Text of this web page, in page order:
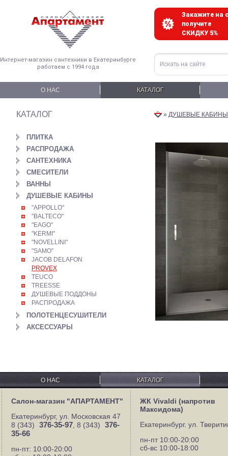
Интернет-магазин сантехники в Екатеринбурге
работаем с 1994 года
Закажите на
получите
СКИДКУ 5%
О НАС КАТАЛОГ
КАТАЛОГ
ПЛИТКА
РАСПРОДАЖА
САНТЕХНИКА
СМЕСИТЕЛИ
ВАННЫ
ДУШЕВЫЕ КАБИНЫ
"APPOLLO"
"BALTECO"
"EAGO"
"KERMI"
"NOVELLINI"
"SAMO"
JACOB DELAFON
PROVEX
TEUCO
TREESSE
ДУШЕВЫЕ ПОДДОНЫ
РАСПРОДАЖА
ПОЛОТЕНЦЕСУШИТЕЛИ
АКСЕССУАРЫ
» ДУШЕВЫЕ КАБИНЫ
О НАС КАТАЛОГ
Салон-магазин "АПАРТАМЕНТ"
Екатеринбург, ул. Московская 47
8 (343)
376-35-97 , 8 (343)
376-
35-66
пн-пт: 10:00-20:00
ЖК Vivaldi (напротив
Максидома)
Екатеринбург. ул.
пн-пт 10:00-20:00
сб-вс 10:00-18:00